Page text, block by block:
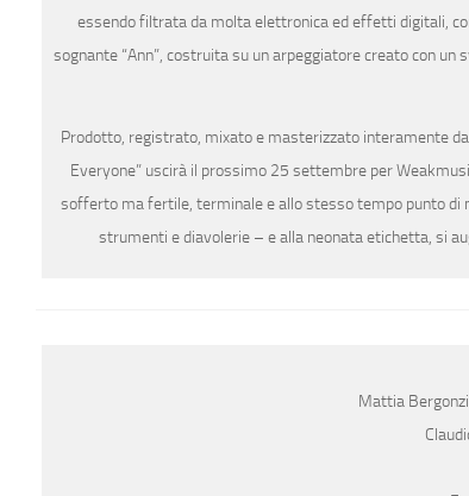
essendo filtrata da molta elettronica ed effetti digitali,
sognante “Ann”, costruita su un arpeggiatore creato con
Prodotto, registrato, mixato e masterizzato interamente
Everyone” uscirà il prossimo 25 settembre per
sofferto ma fertile, terminale e allo stesso tempo punto di
strumenti e diavolerie – e alla neonata etichetta, si
Mattia